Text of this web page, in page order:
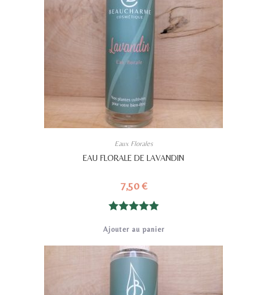
Eaux Florales
EAU FLORALE DE LAVANDIN
7,50€
sur 5
Ajouter au panier